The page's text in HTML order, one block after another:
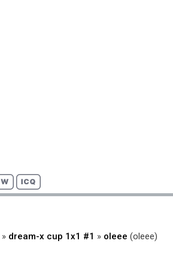
» dream-x cup 1x1 #1 » oleee (oleee)